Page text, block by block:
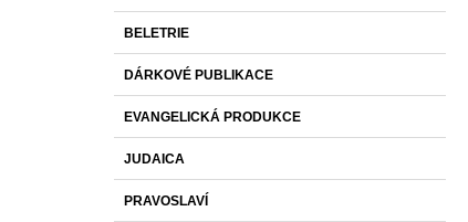
BELETRIE
DÁRKOVÉ PUBLIKACE
EVANGELICKÁ PRODUKCE
JUDAICA
PRAVOSLAVÍ